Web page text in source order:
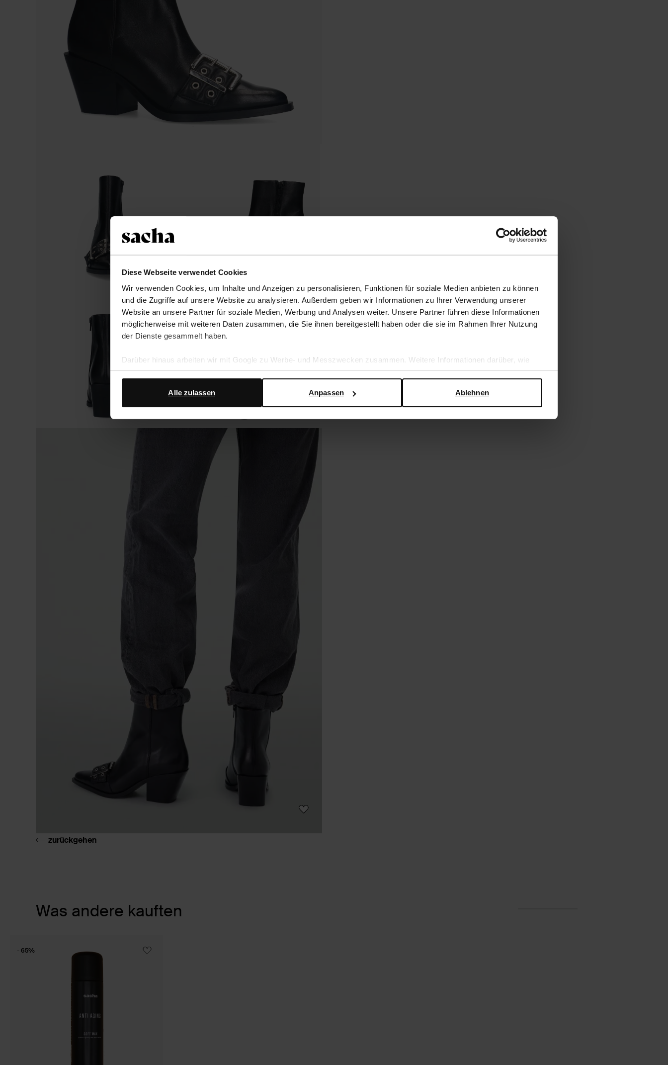
Diese Webseite verwendet Cookies
Wir verwenden Cookies, um Inhalte und Anzeigen zu personalisieren, Funktionen für soziale Medien anbieten zu können
und die Zugriffe auf unsere Website zu analysieren. Außerdem geben wir Informationen zu Ihrer Verwendung unserer
Website an unsere Partner für soziale Medien, Werbung und Analysen weiter. Unsere Partner führen diese Informationen
möglicherweise mit weiteren Daten zusammen, die Sie ihnen bereitgestellt haben oder die sie im Rahmen Ihrer Nutzung
der Dienste gesammelt haben.
Darüber hinaus arbeiten wir mit Google zu Werbe- und Messzwecken zusammen. Weitere Informationen darüber, wie
Google Ihre personenbezogenen Daten verwendet, finden Sie auf derSeite zur geschäftlichen Sicherheit und zum
Ablehnen
Anpassen
Alle zulassen
zurückgehen
Was andere kauften
- 65%